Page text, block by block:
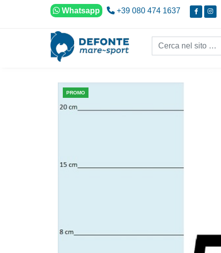
Vai al contenuto
Whatsapp +39 080 474 1637
Cerca nel sito...
PROMO